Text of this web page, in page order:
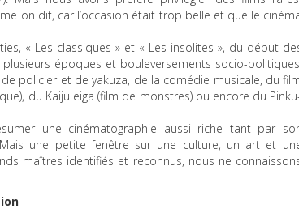
on dit, car l’occasion était trop belle et que le
« Les classiques » et « Les insolites », du début
époques et bouleversements socio-
policier et de yakuza, de la comédie musicale, du
du Kaiju eiga (film de monstres) ou encore du
une cinématographie aussi riche tant par
une petite fenêtre sur une culture, un art et
maîtres identifiés et reconnus, nous ne